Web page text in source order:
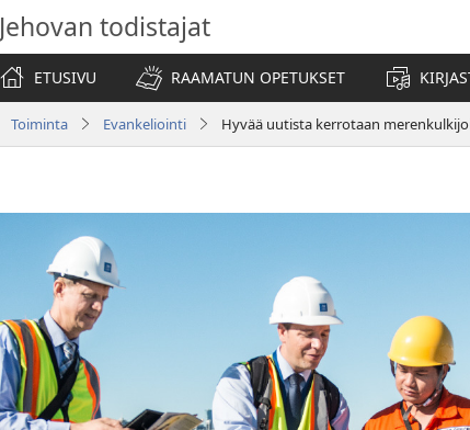
Jehovan todistajat
ETUSIVU
RAAMATUN OPETUKSET
Toiminta Evankeliointi Hyvää uutista kerrotaan